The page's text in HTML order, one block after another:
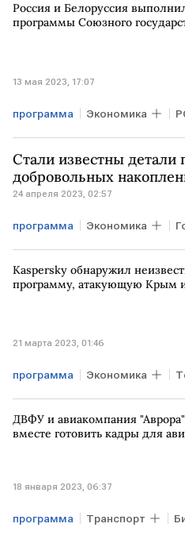
Россия и Белоруссия
программы Союзного
13 мая 2023, 17:07
программа Экономика
БЕЛОРУССИЯ Союзное
Стали известны
добровольных
24 апреля 2023, 02:57
программа Экономика
Пенсии Минфин
Банк России
Kaspersky обнаружил
программу, атакующую Крым
21 марта 2023, 01:46
программа Экономика
Лаборатория Касперского
ДОНБАСС КРЫМ
ДВФУ и авиакомпания
вместе готовить кадры для
18 января 2023, 06:37
программа Транспорт